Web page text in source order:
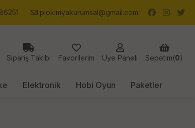
piokimyakurumsal@gmail.com
Sipariş Takibi Favorilerim Üye Paneli Sepetim(0)
Elektronik Hobi Oyun Paketler